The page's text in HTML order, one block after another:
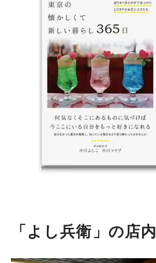
「よし兵衛」の店内